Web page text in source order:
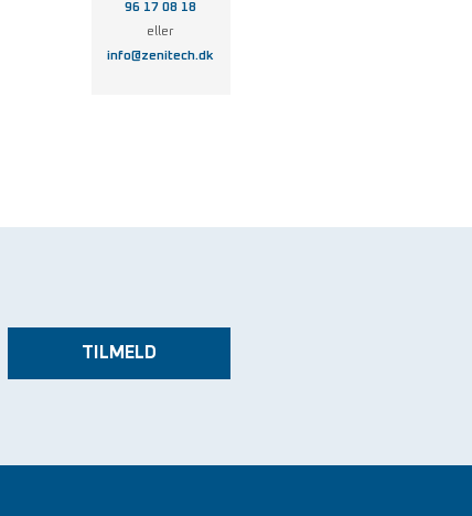
96 17 08 18
eller
info@zenitech.dk
TILMELD